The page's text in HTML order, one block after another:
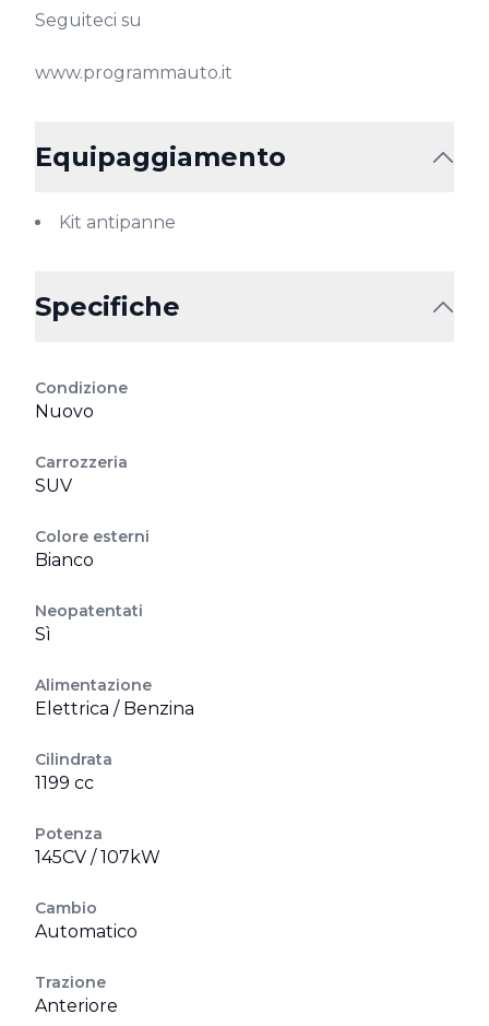
Seguiteci su
www.programmauto.it
Equipaggiamento
Kit antipanne
Specifiche
Condizione
Nuovo
Carrozzeria
SUV
Colore esterni
Bianco
Neopatentati
Sì
Alimentazione
Elettrica / Benzina
Cilindrata
1199 cc
Potenza
145CV / 107kW
Cambio
Automatico
Trazione
Anteriore